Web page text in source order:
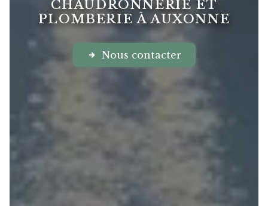
CHAUDRONNERIE ET
PLOMBERIE À AUXONNE
Nous contacter